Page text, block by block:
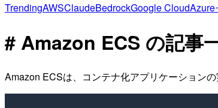
TrendingAWSClaudeBedrockGoogle CloudAzure
# Amazon ECS の記事
Amazon ECSは、コンテナ化アプリケーション